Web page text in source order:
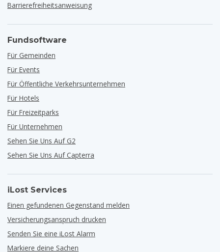
Barrierefreiheitsanweisung
Fundsoftware
Für Gemeinden
Für Events
Für Öffentliche Verkehrsunternehmen
Für Hotels
Für Freizeitparks
Für Unternehmen
Sehen Sie Uns Auf G2
Sehen Sie Uns Auf Capterra
iLost Services
Einen gefundenen Gegenstand melden
Versicherungsanspruch drucken
Senden Sie eine iLost Alarm
Markiere deine Sachen